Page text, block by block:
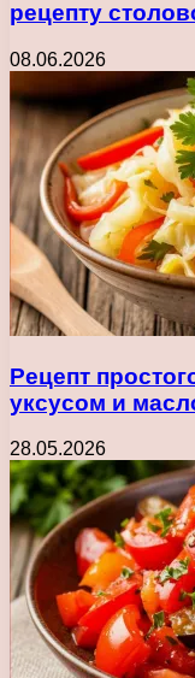
рецепту
08.06.2026
Рецепт
уксусом и
28.05.2026